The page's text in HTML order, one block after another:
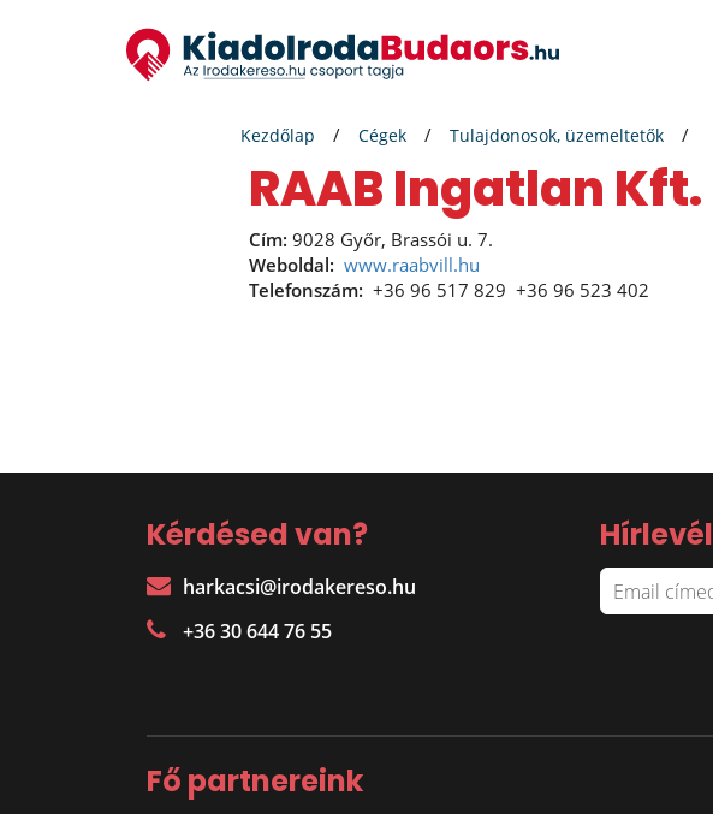
Kezdőlap Cégek Tulajdonosok, üzemeltetők
RAAB Ingatlan Kft.
Cím: 9028 Győr, Brassói u. 7.
Weboldal: www.raabvill.hu
Telefonszám: +36 96 517 829 +36 96 523 402
Kérdésed van?
harkacsi@irodakereso.hu
+36 30 644 76 55
Hírlevél
Fő partnereink